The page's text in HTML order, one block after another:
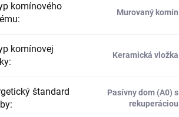
komínového
:
Murovaný komín
komínovej
:
Keramická vložka
štandard
:
Pasívny dom (A0) s
rekuperáciou